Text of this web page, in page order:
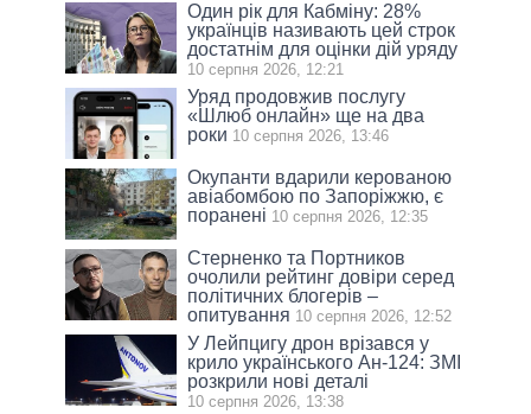
Один рік для Кабміну: 28%
українців називають цей строк
достатнім для оцінки дій уряду
10 серпня 2026, 12:21
Уряд продовжив послугу
«Шлюб онлайн» ще на два
роки 10 серпня 2026, 13:46
Окупанти вдарили керованою
авіабомбою по Запоріжжю, є
поранені 10 серпня 2026, 12:35
Стерненко та Портников
очолили рейтинг довіри серед
політичних блогерів –
опитування 10 серпня 2026, 12:52
У Лейпцигу дрон врізався у
крило українського Ан-124: ЗМІ
розкрили нові деталі
10 серпня 2026, 13:38